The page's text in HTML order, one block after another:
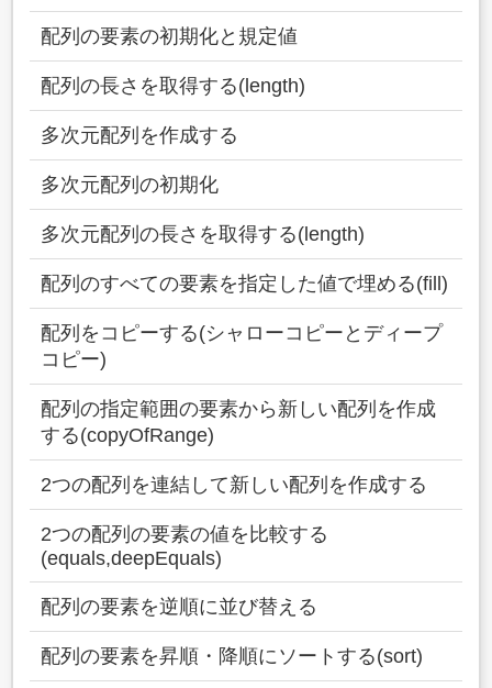
配列の要素の初期化と規定値
配列の長さを取得する(length)
多次元配列を作成する
多次元配列の初期化
多次元配列の長さを取得する(length)
配列のすべての要素を指定した値で埋める(fill)
配列をコピーする(シャローコピーとディープ
コピー)
配列の指定範囲の要素から新しい配列を作成
する(copyOfRange)
2つの配列を連結して新しい配列を作成する
2つの配列の要素の値を比較する
(equals,deepEquals)
配列の要素を逆順に並び替える
配列の要素を昇順・降順にソートする(sort)